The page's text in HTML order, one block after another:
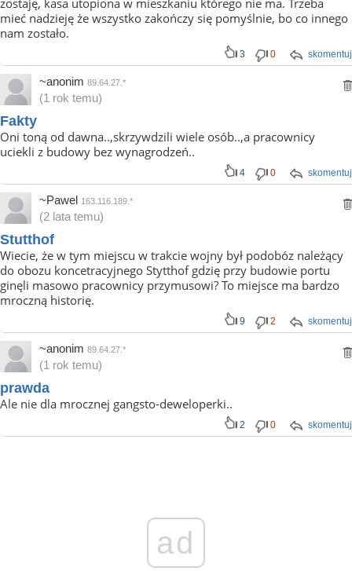
mieć nadzieję że wszystko zakończy się pomyślnie, bo co innego
nam zostało.
skomentuj
3 0
~anonim 89.64.27.*
(1 rok temu)
Fakty
Oni toną od dawna..,skrzywdzili wiele osób..,a pracownicy
uciekli z budowy bez wynagrodzeń..
skomentuj
4 0
~Pawel 163.116.189.*
(2 lata temu)
Stutthof
Wiecie, że w tym miejscu w trakcie wojny był podobóz należący
do obozu koncetracyjnego Stytthof gdzię przy budowie portu
ginęli masowo pracownicy przymusowi? To miejsce ma bardzo
mroczną historię.
skomentuj
9 2
~anonim 89.64.27.*
(1 rok temu)
prawda
Ale nie dla mrocznej gangsto-deweloperki..
skomentuj
2 0
ad